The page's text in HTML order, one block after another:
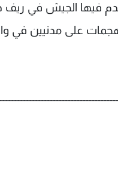
فيها الجيش في
على مدنيين في